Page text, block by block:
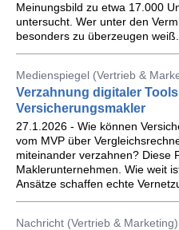
Meinungsbild zu etwa 17.000
untersucht. Wer unter den
besonders zu überzeugen weiß.
Medienspiegel (Vertrieb &
Verzahnung digitaler
Versicherungsmakler
27.1.2026 - Wie können
vom MVP über
miteinander verzahnen? Diese
Maklerunternehmen. Wie weit
Ansätze schaffen echte
Nachricht (Vertrieb & Marketing)